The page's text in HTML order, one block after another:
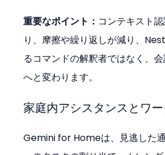
重要なポイント： コンテキスト
り、摩擦や繰り返しが減り、
るコマンドの解釈者ではなく、
へと変わります。
家庭内アシスタンスとワ
Gemini for Homeは、見逃した